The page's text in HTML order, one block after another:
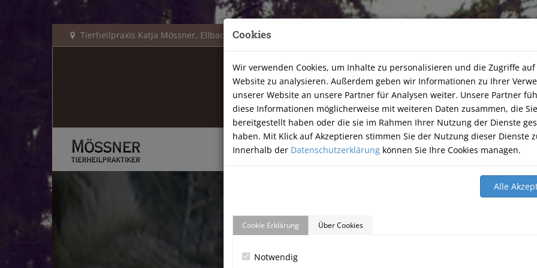
Cookies
Wir verwenden Cookies, um Inhalte zu personalisieren und die Zugriffe
Website zu analysieren. Außerdem geben wir Informationen zu Ihrer
unserer Website an unsere Partner für Analysen weiter. Unsere Partner
diese Informationen möglicherweise mit weiteren Daten zusammen, die
bereitgestellt haben oder die sie im Rahmen Ihrer Nutzung der Dienste
haben. Mit Klick auf Akzeptieren stimmen Sie der Nutzung dieser Dienste
Innerhalb der Datenschutzerklärung können Sie Ihre Cookies managen.
Cookie Erklärung Über Cookies
Notwendig
Tierheilpraxis Katja Mössner, Ellbachstraße 11, 74251 Lehrensteinsfeld
Info Öffnunsgzeiten
Am Freitag den 07.08.2026 haben wir geschlossen.
HOME THERAPIE ÜBER UNS TIERNAHRUNG